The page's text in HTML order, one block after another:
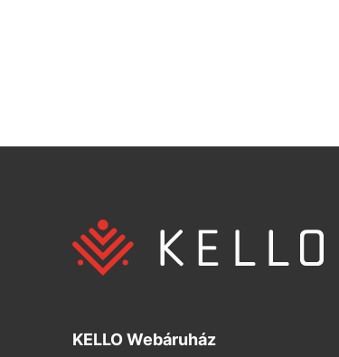
KELLO Webáruház